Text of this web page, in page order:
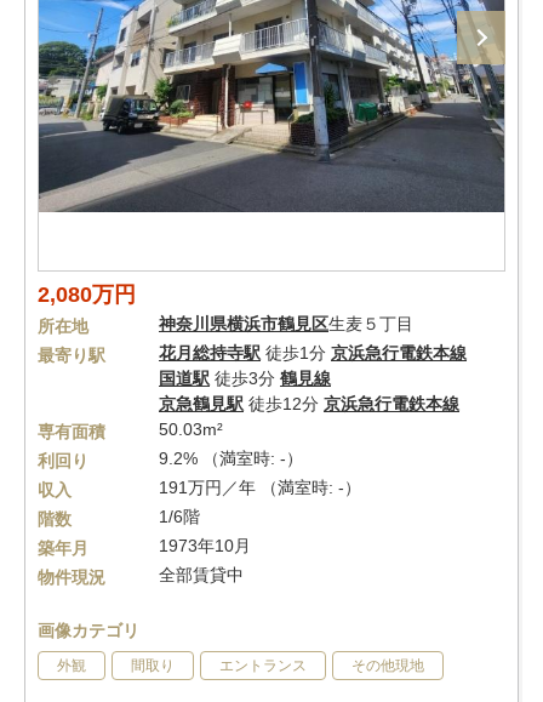
2,080万円
所在地 神奈川県横浜市鶴見区生麦５丁目
最寄り駅
花月総持寺駅 徒歩1分 京浜急行電鉄本線
国道駅 徒歩3分 鶴見線
京急鶴見駅 徒歩12分 京浜急行電鉄本線
専有面積
50.03m²
利回り
9.2% （満室時: -）
収入
191万円／年 （満室時: -）
階数
1/6階
築年月
1973年10月
物件現況
全部賃貸中
画像カテゴリ
外観 間取り エントランス その他現地